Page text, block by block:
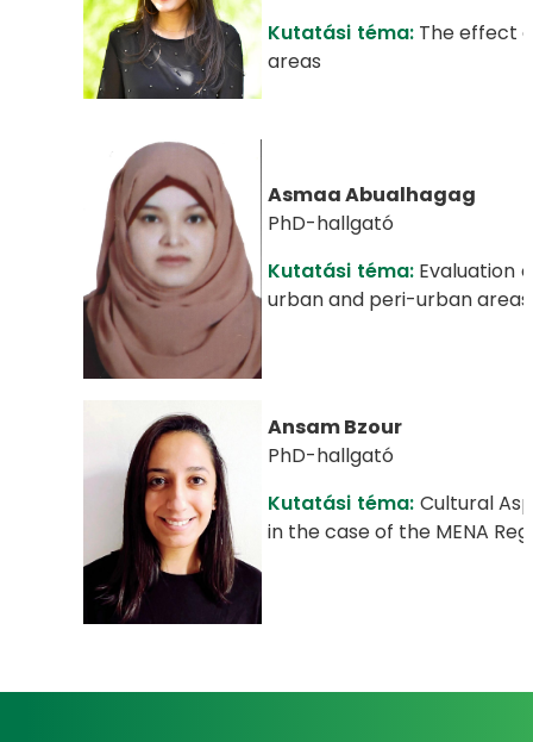
Kutatási téma:The effect
areas
Asmaa Abualhagag
PhD-hallgató
Kutatási téma:Evaluation
urban and peri-urban areas
Ansam Bzour
PhD-hallgató
Kutatási téma: Cultural
in the case of the MENA